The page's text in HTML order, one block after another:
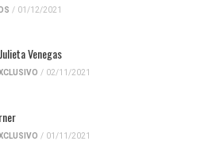
/ 01/12/2021
Venegas
/ 02/11/2021
/ 01/11/2021